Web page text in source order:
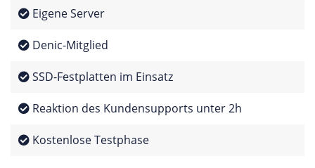
Eigene Server
Denic-Mitglied
SSD-Festplatten im Einsatz
Reaktion des Kundensupports unter 2h
Kostenlose Testphase